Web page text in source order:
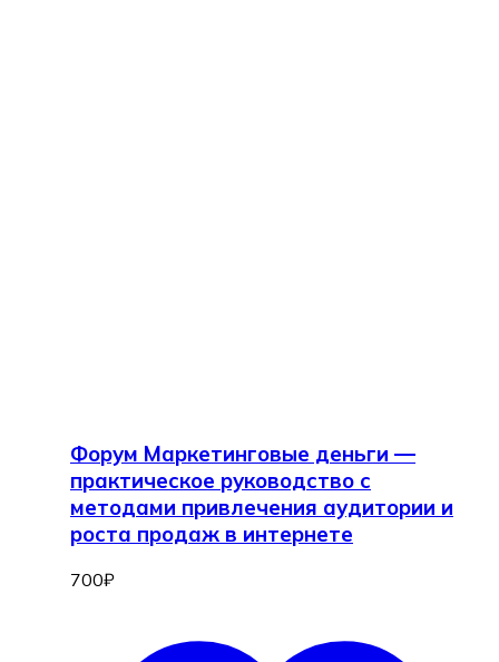
Форум Маркетинговые деньги —
практическое руководство с
методами привлечения аудитории и
роста продаж в интернете
700₽